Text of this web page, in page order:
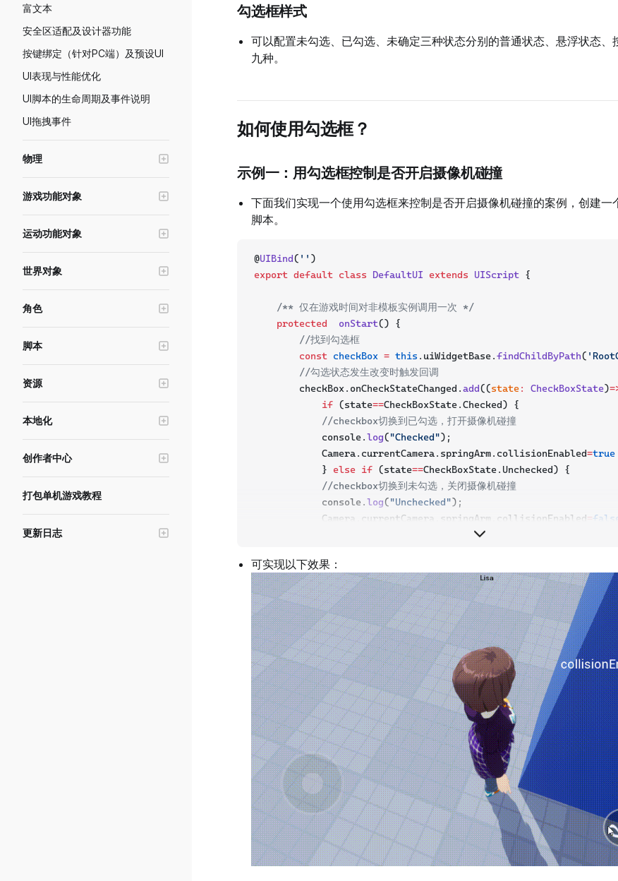
富文本
安全区适配及设计器功能
按键绑定（针对PC端）及预设UI
UI表现与性能优化
UI脚本的生命周期及事件说明
UI拖拽事件
物理
推进器
游戏功能对象
寻路系统
交互物
触发器
热武器
游泳区域
对象发射器
音效
IK锚点
点光源
运动功能对象
运动器
力区域
世界对象
摄像机
后处理
环境雾
角色
形象与换装
动画与姿态
布娃娃功能
基础状态
角色编辑器服务
脚本
内存存储
资源
资源加载与资源下载
资源导入上传工具
材质编辑器
本地化
创作者中心
游戏测试与沙箱
版本管理与实验
打包单机游戏教程
更新日志
勾选框样式
可以配置未勾选、已勾选、未确定三种状态分别的普通状态、悬浮状态、
九种。
如何使用勾选框？
示例一：用勾选框控制是否开启摄像机碰撞
下面我们实现一个使用勾选框来控制是否开启摄像机碰撞的案例，创建一
脚本。
@UIBind( '' )
export default class DefaultUI extends UIScript {
/** 仅在游戏时间对非模板实例调用一次 */
protected
onStart() {
//找到勾选框
const
checkBox = this .uiWidgetBase.findChildByPath(
//勾选状态发生改变时触发回调
        checkBox.onCheckStateChanged.
add((state: CheckBoxState)
if (state==CheckBoxState.Checked) {
//checkbox切换到已勾选，打开摄像机碰撞
            console.
log("Checked");
            Camera.currentCamera.springArm.collisionEnabled
=true
            }
else if (state==CheckBoxState.Unchecked) {
//checkbox切换到未勾选，关闭摄像机碰撞
            console.
log("Unchecked");
            Camera.currentCamera.springArm.collisionEnabled
=
    }
}
可实现以下效果：